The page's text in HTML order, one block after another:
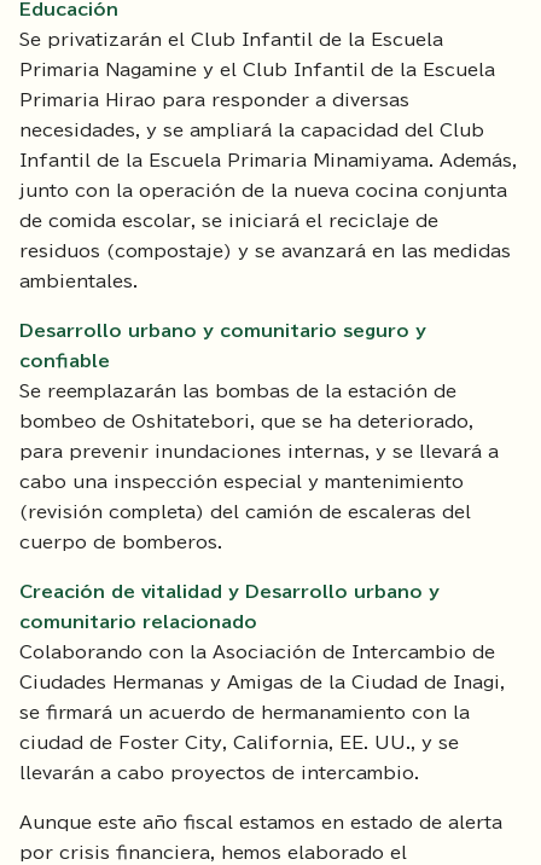
Educación
Se privatizarán el Club Infantil de la Escuela
Primaria Nagamine y el Club Infantil de la Escuela
Primaria Hirao para responder a diversas
necesidades, y se ampliará la capacidad del Club
Infantil de la Escuela Primaria Minamiyama. Además,
junto con la operación de la nueva cocina conjunta
de comida escolar, se iniciará el reciclaje de
residuos (compostaje) y se avanzará en las medidas
ambientales.
Desarrollo urbano y comunitario seguro y
confiable
Se reemplazarán las bombas de la estación de
bombeo de Oshitatebori, que se ha deteriorado,
para prevenir inundaciones internas, y se llevará a
cabo una inspección especial y mantenimiento
(revisión completa) del camión de escaleras del
cuerpo de bomberos.
Creación de vitalidad y Desarrollo urbano y
comunitario relacionado
Colaborando con la Asociación de Intercambio de
Ciudades Hermanas y Amigas de la Ciudad de Inagi,
se firmará un acuerdo de hermanamiento con la
ciudad de Foster City, California, EE. UU., y se
llevarán a cabo proyectos de intercambio.
Aunque este año fiscal estamos en estado de alerta
por crisis financiera, hemos elaborado el